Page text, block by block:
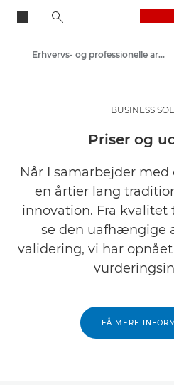
Løsninger og services
Erhvervs- og professionelle artikler
BUSINESS
Priser og
Når I samarbejder med
en årtier lang
innovation. Fra
se den uafhængige
validering, vi har
FÅ MERE